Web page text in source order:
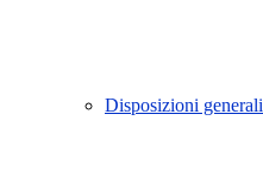
Disposizioni generali